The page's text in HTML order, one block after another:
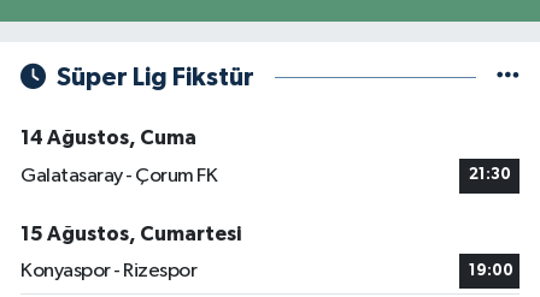
Süper Lig Fikstür
14 Ağustos, Cuma
Galatasaray - Çorum FK
21:30
15 Ağustos, Cumartesi
Konyaspor - Rizespor
19:00